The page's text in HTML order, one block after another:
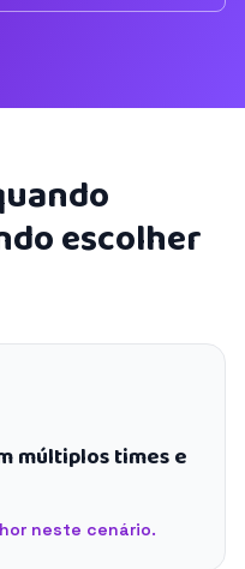
escolher
múltiplos times e
neste cenário.